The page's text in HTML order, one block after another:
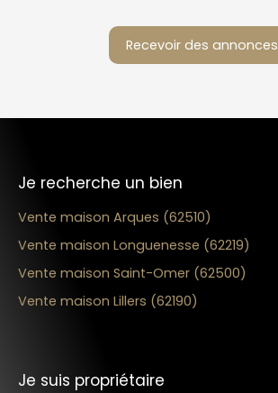
Recevoir des annonces
Je recherche un bien
Vente maison Arques (62510)
Vente maison Longuenesse (62219)
Vente maison Saint-Omer (62500)
Vente maison Lillers (62190)
Je suis propriétaire